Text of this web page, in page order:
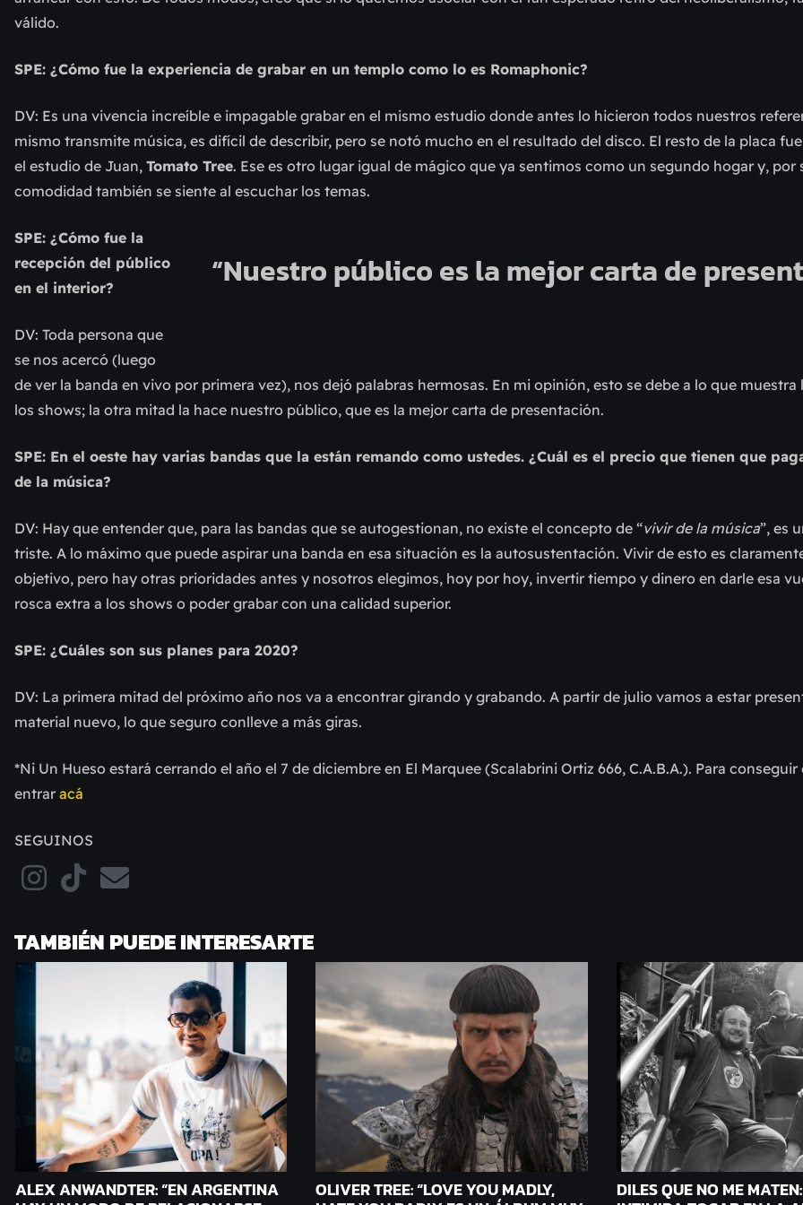
válido.
SPE: ¿Cómo fue la experiencia de grabar en un templo como lo es Romaphonic?
DV: Es una vivencia increíble e impagable grabar en el mismo estudio donde antes lo hicieron todos nuestros
mismo transmite música, es difícil de describir, pero se notó mucho en el resultado del disco. El resto de la placa
el estudio de Juan, Tomato Tree. Ese es otro lugar igual de mágico que ya sentimos como un segundo hogar y, por
comodidad también se siente al escuchar los temas.
“Nuestro público es la mejor carta de
SPE: ¿Cómo fue la
recepción del público
en el interior?
DV: Toda persona que
se nos acercó (luego
de ver la banda en vivo por primera vez), nos dejó palabras hermosas. En mi opinión, esto se debe a lo que muestra
los shows; la otra mitad la hace nuestro público, que es la mejor carta de presentación.
SPE: En el oeste hay varias bandas que la están remando como ustedes. ¿Cuál es el precio que tienen que
de la música?
DV: Hay que entender que, para las bandas que se autogestionan, no existe el concepto de “vivir de la música”, es
triste. A lo máximo que puede aspirar una banda en esa situación es la autosustentación. Vivir de esto es
objetivo, pero hay otras prioridades antes y nosotros elegimos, hoy por hoy, invertir tiempo y dinero en darle esa
rosca extra a los shows o poder grabar con una calidad superior.
SPE: ¿Cuáles son sus planes para 2020?
DV: La primera mitad del próximo año nos va a encontrar girando y grabando. A partir de julio vamos a estar
material nuevo, lo que seguro conlleve a más giras.
*Ni Un Hueso estará cerrando el año el 7 de diciembre en El Marquee (Scalabrini Ortiz 666, C.A.B.A.). Para conseguir
entrar acá
SEGUINOS
TAMBIÉN PUEDE INTERESARTE
ALEX ANWANDTER: “EN ARGENTINA
OLIVER TREE: “LOVE YOU MADLY,
DILES QUE NO ME